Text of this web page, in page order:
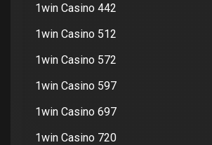
1win Casino 442
1win Casino 512
1win Casino 572
1win Casino 597
1win Casino 697
1win Casino 720